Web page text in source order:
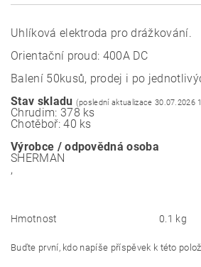
Uhlíková elektroda pro drážkování.
Orientační proud: 400A DC
Balení 50kusů, prodej i po
Stav skladu (poslední aktualizace 30.07.2026
Chrudim: 378 ks
Chotěboř: 40 ks
Výrobce / odpovědná osoba
SHERMAN
,
Hmotnost 0.1 kg
Buďte první, kdo napíše příspěvek k této